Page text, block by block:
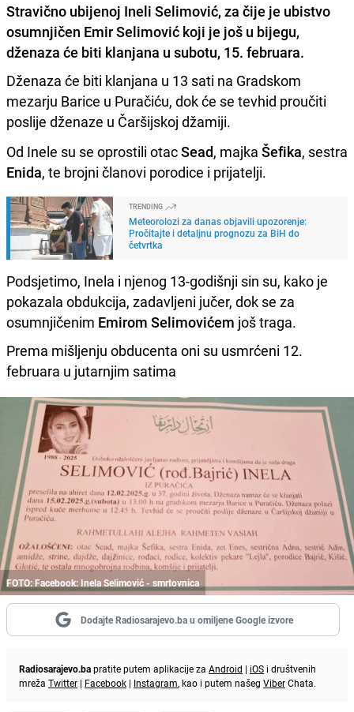
Stravično ubijenoj Ineli Selimović, za čije je ubistvo
osumnjičen Emir Selimović koji je još u bijegu,
dženaza će biti klanjana u subotu, 15. februara.
Dženaza će biti klanjana u 13 sati na Gradskom
mezarju Barice u Puračiću, dok će se tevhid proučiti
poslije dženaze u Čaršijskoj džamiji.
Od Inele su se oprostili otacSead, majka Šefika, sestra
Enida, te brojni članovi porodice i prijatelji.
TRENDING
Meteorolozi za danas objavili upozorenje:
Pročitajte i detaljnu prognozu za BiH do
četvrtka
Podsjetimo, Inela i njenog 13-godišnji sin su, kako je
pokazala obdukcija, zadavljeni jučer, dok se za
osumnjičenim Emirom Selimovićem još traga.
Prema mišljenju obducenta oni su usmrćeni 12.
februara u jutarnjim satima
FOTO: Facebook: Inela Selimović - smrtovnica
Dodajte Radiosarajevo.ba u omiljene Google izvore
Radiosarajevo.bapratite putem aplikacije za Android | iOS i društvenih
mreža Twitter | Facebook | Instagram, kao i putem našeg ViberChata.